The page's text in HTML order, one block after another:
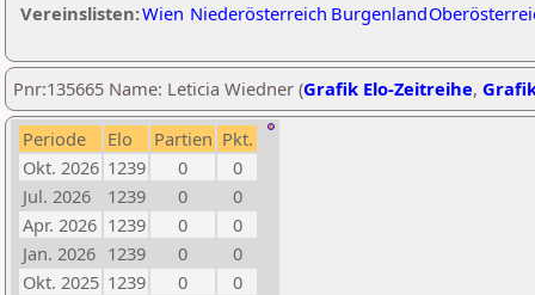
Vereinslisten:Wien Niederösterreich Burgenland
Pnr:135665 Name: Leticia Wiedner (Grafik Elo-Zeitreihe,
Periode Elo Partien Pkt.
Okt. 2026 1239 0
0
Jul. 2026
1239 0
0
Apr. 2026 1239 0
0
Jan. 2026 1239 0
0
Okt. 2025 1239 0
0